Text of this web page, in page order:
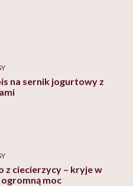
na sernik jogurtowy z
z ciecierzycy – kryje w
moc